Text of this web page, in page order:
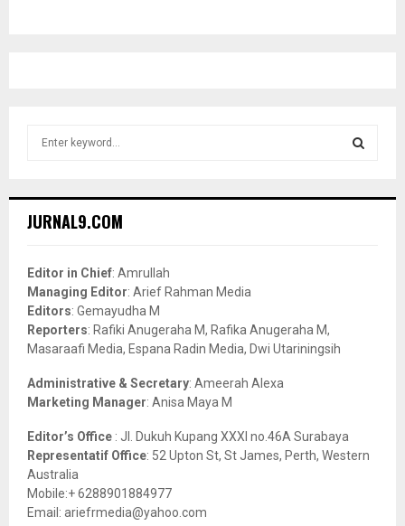
h
o
r
:
JURNAL9.COM
Editor in Chief: Amrullah
Managing Editor: Arief Rahman Media
Editors: Gemayudha M
Reporters: Rafiki Anugeraha M, Rafika Anugeraha M,
Masaraafi Media, Espana Radin Media, Dwi Utariningsih
Administrative & Secretary: Ameerah Alexa
Marketing Manager: Anisa Maya M
Editor’s Office : Jl. Dukuh Kupang XXXI no.46A Surabaya
Representatif Office: 52 Upton St, St James, Perth, Western
Australia
Mobile:+ 6288901884977
Email: ariefrmedia@yahoo.com